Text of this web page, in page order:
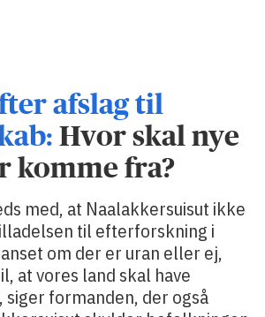
afslag til
Hvor skal nye
komme fra?
med, at Naalakkersuisut ikke
til efterforskning i
om der er uran eller ej,
at vores land skal have
siger formanden, der også